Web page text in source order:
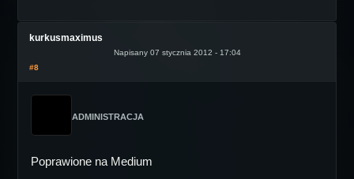
kurkusmaximus
Napisany 07 stycznia 2012 - 17:04
#8
ADMINISTRACJA
Poprawione na Medium